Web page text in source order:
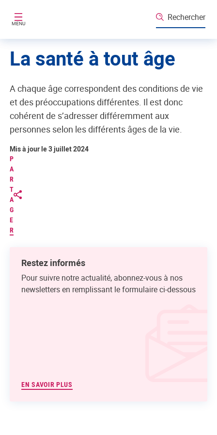
MENU
Rechercher
La santé à tout âge
A chaque âge correspondent des conditions de vie
et des préoccupations différentes. Il est donc
cohérent de s’adresser différemment aux
personnes selon les différents âges de la vie.
P
A
R
T
A
G
E
R
Mis à jour le 3 juillet 2024
Restez informés
Pour suivre notre actualité, abonnez-vous à nos
newsletters en remplissant le formulaire ci-dessous
EN SAVOIR PLUS